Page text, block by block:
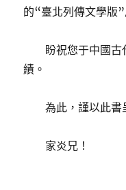
的“臺北列傳文學版”
盼祝您于中國
績。
為此，謹以此書
家炎兄！